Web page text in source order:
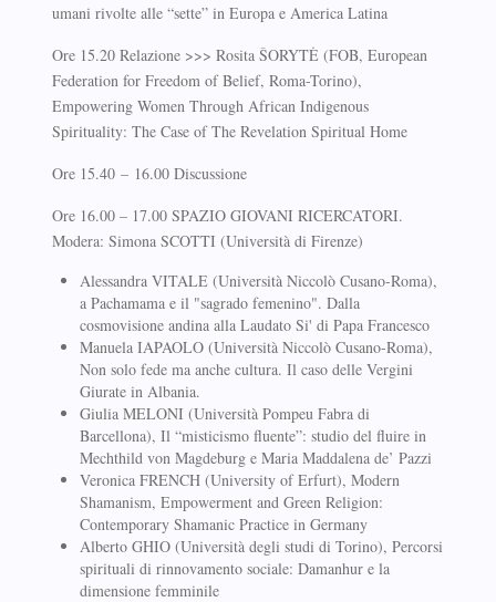
umani rivolte alle “sette” in Europa e America Latina
Ore 15.20 Relazione >>> Rosita ŠORYTĖ (FOB, European
Federation for Freedom of Belief, Roma-Torino),
Empowering Women Through African Indigenous
Spirituality: The Case of The Revelation Spiritual Home
Ore 15.40 – 16.00 Discussione
Ore 16.00 – 17.00 SPAZIO GIOVANI RICERCATORI.
Modera: Simona SCOTTI (Università di Firenze)
Alessandra VITALE (Università Niccolò Cusano-Roma),
a Pachamama e il "sagrado femenino". Dalla
cosmovisione andina alla Laudato Si' di Papa Francesco
Manuela IAPAOLO (Università Niccolò Cusano-Roma),
Non solo fede ma anche cultura. Il caso delle Vergini
Giurate in Albania.
Giulia MELONI (Università Pompeu Fabra di
Barcellona), Il “misticismo fluente”: studio del fluire in
Mechthild von Magdeburg e Maria Maddalena de’ Pazzi
Veronica FRENCH (University of Erfurt), Modern
Shamanism, Empowerment and Green Religion:
Contemporary Shamanic Practice in Germany
Alberto GHIO (Università degli studi di Torino), Percorsi
spirituali di rinnovamento sociale: Damanhur e la
dimensione femminile